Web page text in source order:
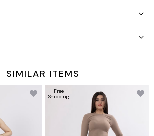
SIMILAR ITEMS
Free
Shipping